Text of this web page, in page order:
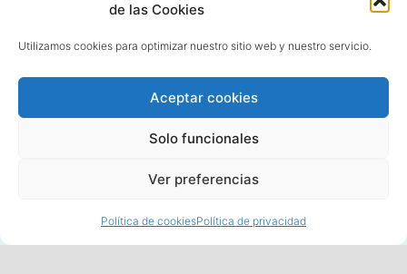
de las Cookies
Utilizamos cookies para optimizar nuestro sitio web y nuestro servicio.
Aceptar cookies
Solo funcionales
Ver preferencias
Política de cookiesPolítica de privacidad
C/ Grañón, 12 - Local
28050 Las Tablas - Madrid